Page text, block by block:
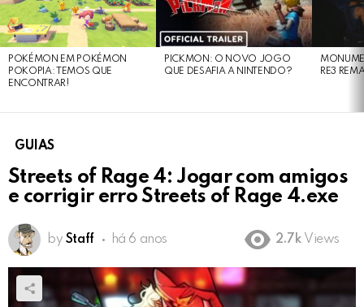
POKÉMON EM POKÉMON
POKOPIA: TEMOS QUE
ENCONTRAR!
PICKMON: O NOVO JOGO
QUE DESAFIA A NINTENDO?
RE3
GUIAS
Streets of Rage 4: Jogar com amigos
e corrigir erro Streets of Rage 4.exe
by Staff há 6 anos 2.7k Views